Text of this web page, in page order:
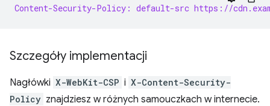
Content-Security-Policy: default-src https://
Szczegóły implementacji
Nagłówki X-WebKit-CSP i X-Content-Security-
Policy znajdziesz w różnych samouczkach w internecie.